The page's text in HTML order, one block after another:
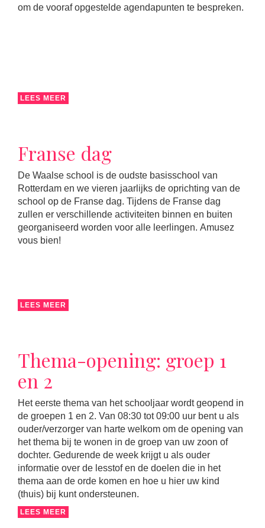
om de vooraf opgestelde agendapunten te bespreken.
LEES MEER
Franse dag
De Waalse school is de oudste basisschool van
Rotterdam en we vieren jaarlijks de oprichting van de
school op de Franse dag. Tijdens de Franse dag
zullen er verschillende activiteiten binnen en buiten
georganiseerd worden voor alle leerlingen. Amusez
vous bien!
LEES MEER
Thema-opening: groep 1
en 2
Het eerste thema van het schooljaar wordt geopend in
de groepen 1 en 2. Van 08:30 tot 09:00 uur bent u als
ouder/verzorger van harte welkom om de opening van
het thema bij te wonen in de groep van uw zoon of
dochter. Gedurende de week krijgt u als ouder
informatie over de lesstof en de doelen die in het
thema aan de orde komen en hoe u hier uw kind
(thuis) bij kunt ondersteunen.
LEES MEER